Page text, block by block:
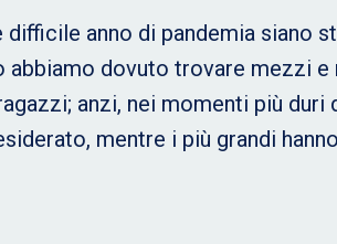
anno di pandemia siano
dovuto trovare mezzi e
anzi, nei momenti più duri
mentre i più grandi